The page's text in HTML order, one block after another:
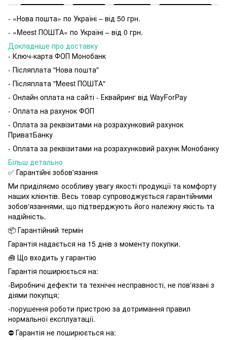
- «Нова пошта» по Україні – від 50 грн.
- «Meest ПОШТА» по Україні – від 0 грн.
Докладніше про доставку
- Ключ-карта ФОП Монобанк
- Післяплата "Нова пошта"
- Післяплата "Meest ПОШТА"
- Онлайн оплата на сайті - Еквайринг від WayForPay
- Оплата на рахунок ФОП
- Оплата за реквізитами на розрахунковий рахунок
ПриватБанку
- Оплата за реквізитами на розрахунковий рахунк Монобанку
Більш детально
✅ Гарантійні зобов'язання
Ми приділяємо особливу увагу якості продукції та комфорту
наших клієнтів. Весь товар супроводжується гарантійними
зобов'язаннями, що підтверджують його належну якість та
надійність.
📦 Гарантійний термін
Гарантія надається на 15 днів з моменту покупки.
🧰 Що входить у гарантію
Гарантія поширюється на:
-Виробничі дефекти та технічні несправності, не пов'язані з
діями покупця;
-порушення роботи пристрою за дотримання правил
нормальної експлуатації.
⛔️ Гарантія не поширюється на: